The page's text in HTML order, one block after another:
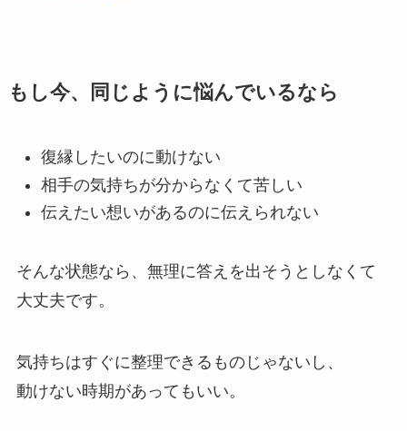
もし今、同じように悩んでいるなら
復縁したいのに動けない
相手の気持ちが分からなくて苦しい
伝えたい想いがあるのに伝えられない
そんな状態なら、無理に答えを出そうとしなくて
大丈夫です。
気持ちはすぐに整理できるものじゃないし、
動けない時期があってもいい。